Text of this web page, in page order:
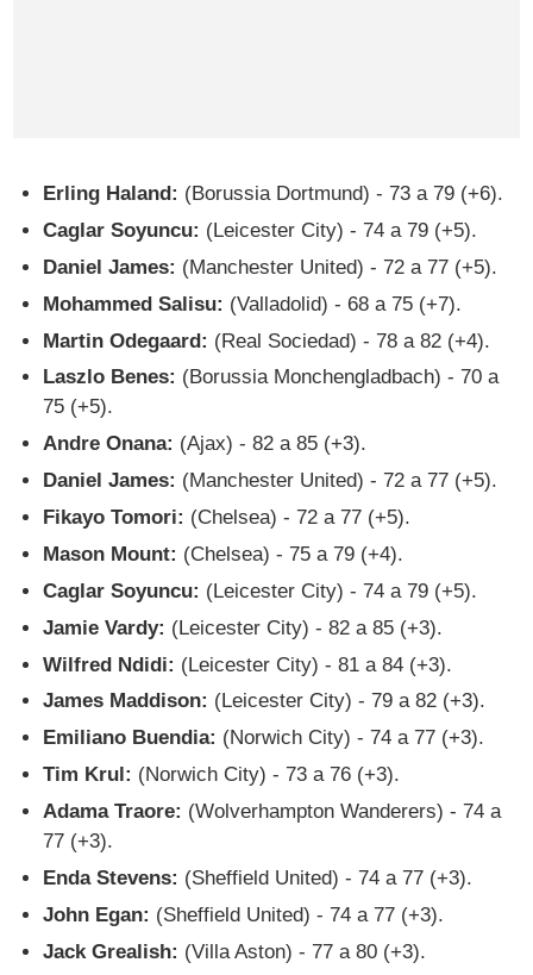
Erling Haland: (Borussia Dortmund) - 73 a 79 (+6).
Caglar Soyuncu: (Leicester City) - 74 a 79 (+5).
Daniel James: (Manchester United) - 72 a 77 (+5).
Mohammed Salisu: (Valladolid) - 68 a 75 (+7).
Martin Odegaard: (Real Sociedad) - 78 a 82 (+4).
Laszlo Benes: (Borussia Monchengladbach) - 70 a
75 (+5).
Andre Onana: (Ajax) - 82 a 85 (+3).
Daniel James: (Manchester United) - 72 a 77 (+5).
Fikayo Tomori: (Chelsea) - 72 a 77 (+5).
Mason Mount: (Chelsea) - 75 a 79 (+4).
Caglar Soyuncu: (Leicester City) - 74 a 79 (+5).
Jamie Vardy: (Leicester City) - 82 a 85 (+3).
Wilfred Ndidi: (Leicester City) - 81 a 84 (+3).
James Maddison: (Leicester City) - 79 a 82 (+3).
Emiliano Buendia: (Norwich City) - 74 a 77 (+3).
Tim Krul: (Norwich City) - 73 a 76 (+3).
Adama Traore: (Wolverhampton Wanderers) - 74 a
77 (+3).
Enda Stevens: (Sheffield United) - 74 a 77 (+3).
John Egan: (Sheffield United) - 74 a 77 (+3).
Jack Grealish: (Villa Aston) - 77 a 80 (+3).